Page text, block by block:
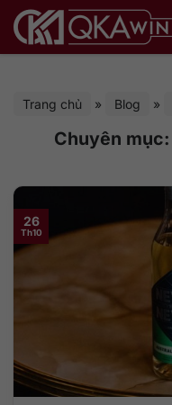
qua
Trang chủ » Blog »
Chuyên mục:
26
Th10